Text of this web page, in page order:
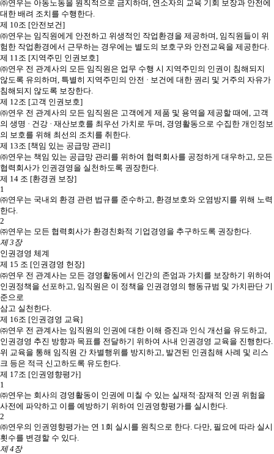
㈜연우는 아동노동을 원칙적으로 금지하며, 연소자의 교육 기회 보장과 안전에
대한 배려 조치를 수행한다.
제 10조 [안전보건]
㈜연우는 임직원에게 안전하고 위생적인 작업환경을 제공하며, 임직원들이 위
험한 작업환경에서 근무하는 경우에는 별도의 보호구와 안전교육을 제공한다.
제 11조 [지역주민 인권보호]
㈜연우 전 관계사의 모든 임직원은 업무 수행 시 지역주민의 인권이 침해되지
않도록 유의하며, 특별히 지역주민의 안전 · 보건에 대한 권리 및 거주의 자유가
침해되지 않도록 보장한다.
제 12조 [고객 인권보호]
㈜연우 전 관계사의 모든 임직원은 고객에게 제품 및 용역을 제공할 때에, 고객
의 생명 · 건강 · 재산보호를 최우선 가치로 두며, 경영활동으로 수집한 개인정보
의 보호를 위해 최선의 조치를 취한다.
제 13조 [책임 있는 공급망 관리]
㈜연우는 책임 있는 공급망 관리를 위하여 협력회사를 공정하게 대우하고, 모든
협력회사가 인권경영을 실천하도록 권장한다.
제 14 조 [환경권 보장]
1
㈜연우는 국내외 환경 관련 법규를 준수하고, 환경보호와 오염방지를 위해 노력
한다.
2
㈜연우는 모든 협력회사가 환경친화적 기업경영을 추구하도록 권장한다.
제 3장
인권경영 체계
제 15 조 [인권경영 헌장]
㈜연우 전 관계사는 모든 경영활동에서 인간의 존엄과 가치를 보장하기 위하여
인권정책을 선포하고, 임직원은 이 정책을 인권경영의 행동규범 및 가치판단 기
준으로
삼고 실천한다.
제 16조 [인권경영 교육]
㈜연우 전 관계사는 임직원의 인권에 대한 이해 증진과 인식 개선을 유도하고,
인권경영 추진 방향과 목표를 전달하기 위하여 사내 인권경영 교육을 진행한다.
위 교육을 통해 임직원 간 차별행위를 방지하고, 발견된 인권침해 사례 및 리스
크 등은 적극 신고하도록 유도한다.
제 17조 [인권영향평가]
1
㈜연우는 회사의 경영활동이 인권에 미칠 수 있는 실재적·잠재적 인권 위험을
사전에 파악하고 이를 예방하기 위하여 인권영향평가를 실시한다.
2
㈜연우의 인권영향평가는 연 1회 실시를 원칙으로 한다. 다만, 필요에 따라 실시
횟수를 변경할 수 있다.
제 4장